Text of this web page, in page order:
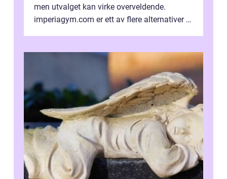
men utvalget kan virke overveldende.
imperiagym.com er ett av flere alternativer i